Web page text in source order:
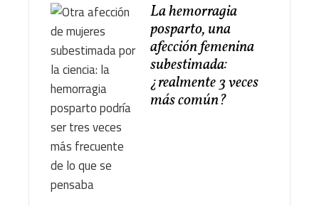
La hemorragia
posparto, una
afección femenina
subestimada:
¿realmente 3 veces
más común?